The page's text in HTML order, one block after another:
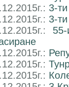
3-
3-